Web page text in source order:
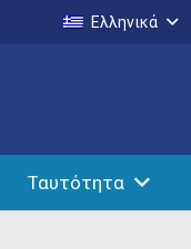
Ελληνικά
Ταυτότητα